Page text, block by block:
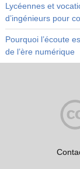
Lycéennes et
d’ingénieurs pour
Pourquoi l’écoute
de l’ère numérique